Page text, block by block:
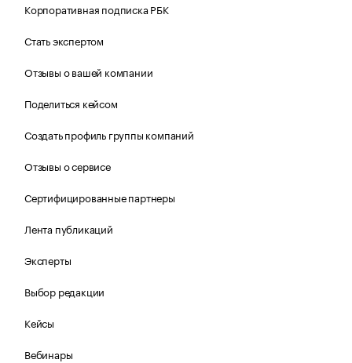
Корпоративная подписка РБК
Стать экспертом
Отзывы о вашей компании
Поделиться кейсом
Создать профиль группы компаний
Отзывы о сервисе
Сертифицированные партнеры
Лента публикаций
Эксперты
Выбор редакции
Кейсы
Вебинары